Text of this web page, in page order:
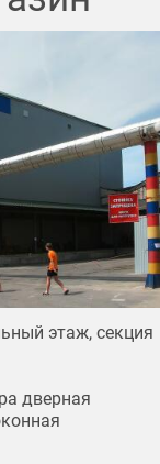
этаж, секция
дверная